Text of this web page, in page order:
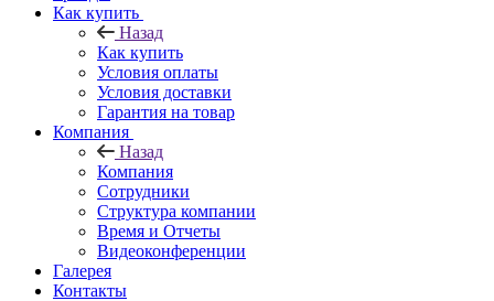
Как купить
Назад
Как купить
Условия оплаты
Условия доставки
Гарантия на товар
Компания
Назад
Компания
Сотрудники
Структура компании
Время и Отчеты
Видеоконференции
Галерея
Контакты